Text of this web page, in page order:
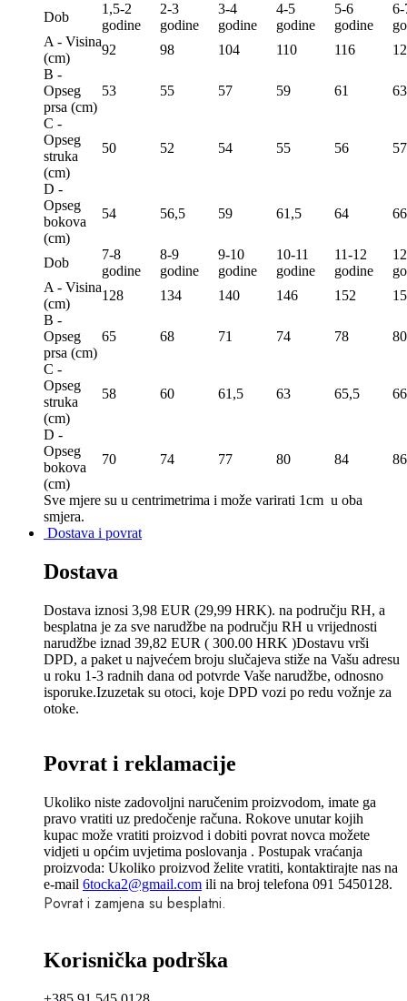
Dob
1,5-2
godine
2-3
godine
3-4
godine
4-5
godine
5-6
godine
6-
A - Visina
(сm)
92 98 104 110 116
B -
Opseg
prsa (сm)
53 55 57 59 61 63
C -
Opseg
struka
(сm)
50 52 54 55 56 57
D -
Opseg
bokova
(сm)
54 56,5 59 61,5 64 66
Dob
7-8
godine
8-9
godine
9-10
godine
10-11
godine
11-12
godine
A - Visina
(сm)
128 134 140 146 152
B -
Opseg
prsa (сm)
65 68 71 74 78 80
C -
Opseg
struka
(сm)
58 60 61,5 63 65,5
D -
Opseg
bokova
(сm)
70 74 77 80 84 86
Sve mjere su u centrimetrima i može varirati 1cm u oba
smjera.
Dostava i povrat
Dostava
Dostava iznosi 3,98 EUR (29,99 HRK). na području RH, a
besplatna je za sve narudžbe na području RH u vrijednosti
narudžbe iznad 39,82 EUR ( 300.00 HRK )Dostavu vrši
DPD, a paket u najvećem broju slučajeva stiže na Vašu adresu
u roku 1-3 radnih dana od potvrde Vaše narudžbe, odnosno
isporuke.Izuzetak su otoci, koje DPD vozi po redu vožnje za
otoke.
Povrat i reklamacije
Ukoliko niste zadovoljni naručenim proizvodom, imate ga
pravo vratiti uz predočenje računa. Rokove unutar kojih
kupac može vratiti proizvod i dobiti povrat novca možete
vidjeti u općim uvjetima poslovanja . Postupak vraćanja
proizvoda: Ukoliko proizvod želite vratiti, kontaktirajte nas na
e-mail 6tocka2@gmail.com ili na broj telefona 091 5450128.
Povrat i zamjena su besplatni.
Korisnička podrška